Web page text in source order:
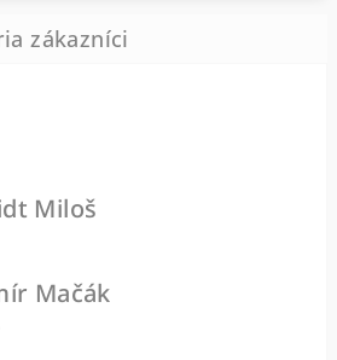
obchodu je 0 z 5 hviezdičiek.
Miloš
obchodu je 5 z 5 hviezdičiek.
Mačák
obchodu je 5 z 5 hviezdičiek.